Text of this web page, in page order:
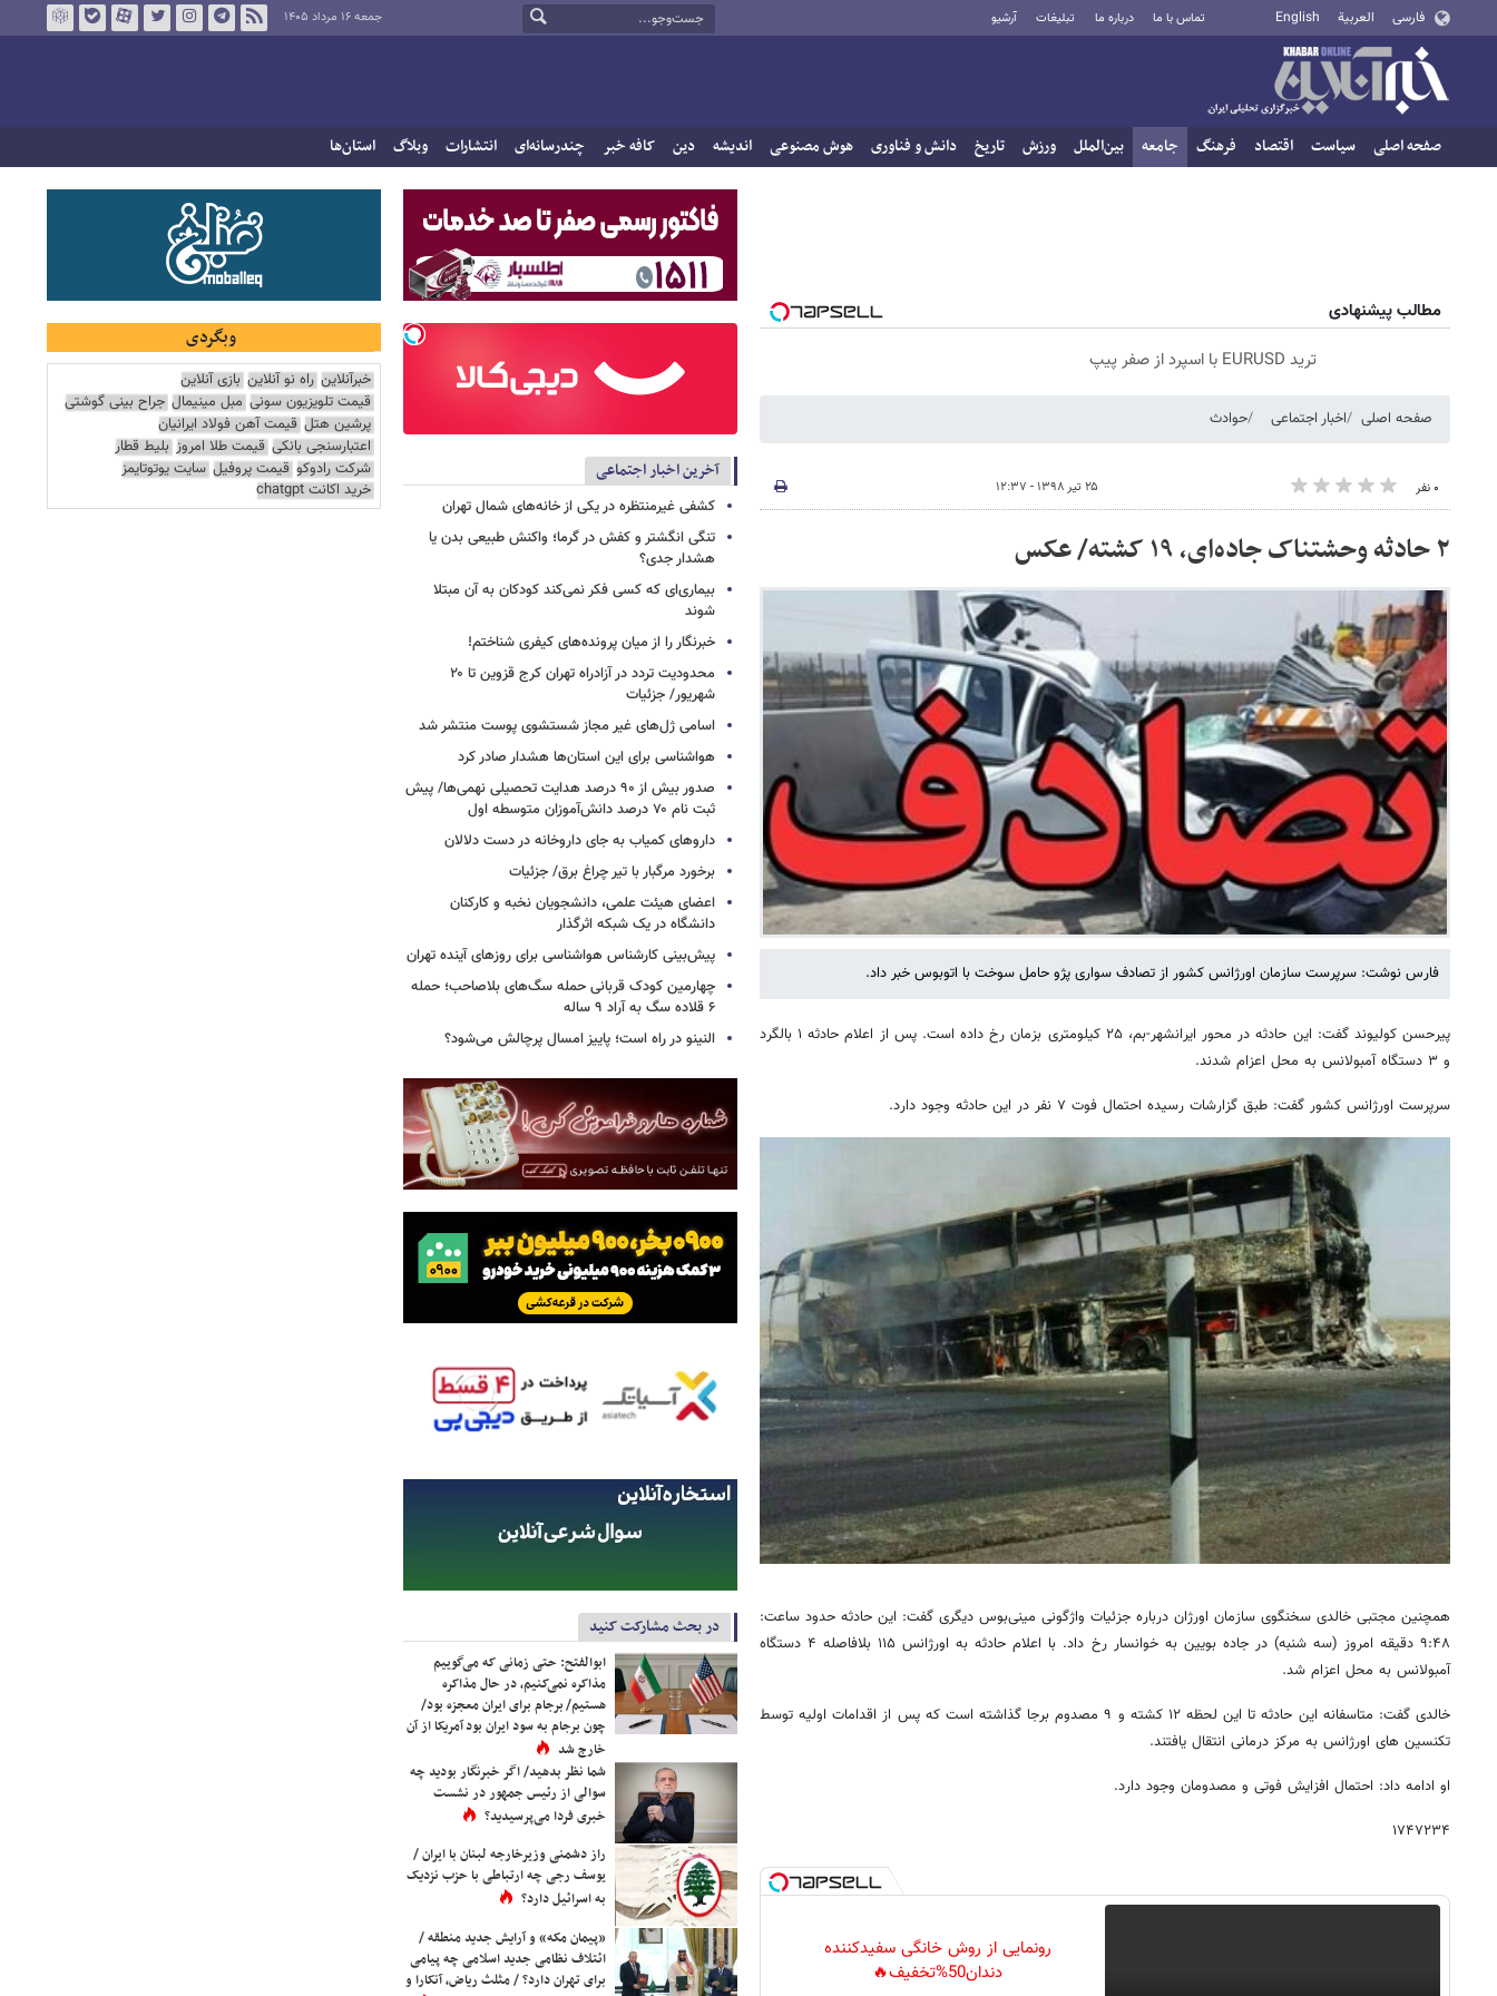
فارسی العربية English تماس با ما درباره ما تبلیغات آرشیو جمعه ۱۶ مرداد ۱۴۰۵
صفحه اصلی سیاست اقتصاد فرهنگ جامعه بین‌الملل ورزش تاریخ دانش و فناوری هوش مصنوعی اندیشه دین کافه خبر چندرسانه‌ای انتشارات وبلاگ استان‌ها
مطالب پیشنهادی
ترید EURUSD با اسپرد از صفر پیپ
صفحه اصلی اخبار اجتماعی حوادث
۰ نفر ۲۵ تیر ۱۳۹۸ - ۱۲:۳۷
۲ حادثه وحشتناک جاده‌ای، ۱۹ کشته/ عکس
فارس نوشت: سرپرست سازمان اورژانس کشور از تصادف سواری پژو حامل سوخت با اتوبوس خبر داد.
پیرحسن کولیوند گفت: این حادثه در محور ایرانشهر-بم، ۲۵ کیلومتری بزمان رخ داده است. پس از اعلام حادثه ۱ بالگرد
و ۳ دستگاه آمبولانس به محل اعزام شدند.
سرپرست اورژانس کشور گفت: طبق گزارشات رسیده احتمال فوت ۷ نفر در این حادثه وجود دارد.
همچنین مجتبی خالدی سخنگوی سازمان اورژان درباره جزئیات واژگونی مینی‌بوس دیگری گفت: این حادثه حدود ساعت:
۹:۴۸ دقیقه امروز (سه شنبه) در جاده بویین به خوانسار رخ داد. با اعلام حادثه به اورژانس ١١۵ بلافاصله ۴ دستگاه
آمبولانس به محل اعزام شد.
خالدی گفت: متاسفانه این حادثه تا این لحظه ۱۲ کشته و ۹ مصدوم برجا گذاشته است که پس از اقدامات اولیه توسط
تکنسین های اورژانس به مرکز درمانی انتقال یافتند.
او ادامه داد: احتمال افزایش فوتی و مصدومان وجود دارد.
۱۷۴۷۲۳۴
رونمایی از روش خانگی سفیدکننده
دندان50%تخفیف🔥
آخرین اخبار اجتماعی
کشفی غیرمنتظره در یکی از خانه‌های شمال تهران
تنگی انگشتر و کفش در گرما؛ واکنش طبیعی بدن یا
هشدار جدی؟
بیماری‌ای که کسی فکر نمی‌کند کودکان به آن مبتلا
شوند
خبرنگار را از میان پرونده‌های کیفری شناختم!
محدودیت تردد در آزادراه تهران کرج قزوین تا ۲۰
شهریور/ جزئیات
اسامی ژل‌های غیر مجاز شستشوی پوست منتشر شد
هواشناسی برای این استان‌ها هشدار صادر کرد
صدور بیش از ۹۰ درصد هدایت تحصیلی نهمی‌ها/ پیش
ثبت نام ۷۰ درصد دانش‌آموزان متوسطه اول
داروهای کمیاب به جای داروخانه در دست دلالان
برخورد مرگبار با تیر چراغ برق/ جزئیات
اعضای هیئت علمی، دانشجویان نخبه و کارکنان
دانشگاه در یک شبکه‌ اثرگذار
پیش‌بینی کارشناس هواشناسی برای روزهای آینده تهران
چهارمین کودک قربانی حمله سگ‌های بلاصاحب؛ حمله
۶ قلاده سگ به آراد ۹ ساله
النینو در راه است؛ پاییز امسال پرچالش می‌شود؟
در بحث مشارکت کنید
ابوالفتح: حتی زمانی که می‌گوییم
مذاکره نمی‌کنیم، در حال مذاکره
هستیم/ برجام برای ایران معجزه بود/
چون برجام به سود ایران بود آمریکا از آن
خارج شد
شما نظر بدهید/ اگر خبرنگار بودید چه
سوالی از رئیس جمهور در نشست
خبری فردا می‌پرسیدید؟
راز دشمنی وزیرخارجه لبنان با ایران /
یوسف رجی چه ارتباطی با حزب نزدیک
به اسرائیل دارد؟
«پیمان مکه» و آرایش جدید منطقه /
ائتلاف نظامی جدید اسلامی چه پیامی
برای تهران دارد؟ / مثلث ریاض، آنکارا و
وبگردی
خبرآنلاین راه نو آنلاین بازی آنلاین
قیمت تلویزیون سونی مبل مینیمال جراح بینی گوشتی
پرشین هتل قیمت آهن فولاد ایرانیان
اعتبارسنجی بانکی قیمت طلا امروز بلیط قطار
شرکت رادوکو قیمت پروفیل سایت یوتوتایمز
خرید اکانت chatgpt